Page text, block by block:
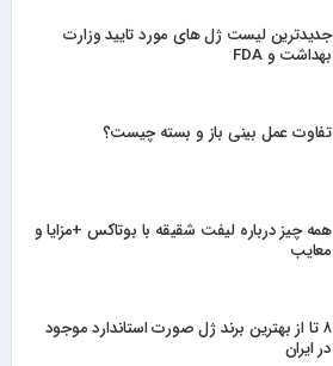
جدیدترین لیست ژل های مورد تایید وزارت
بهداشت و FDA
تفاوت عمل بینی باز و بسته چیست؟
همه چیز درباره لیفت شقیقه با بوتاکس +مزایا و
معایب
۸ تا از بهترین برند ژل صورت استاندارد موجود
در ایران